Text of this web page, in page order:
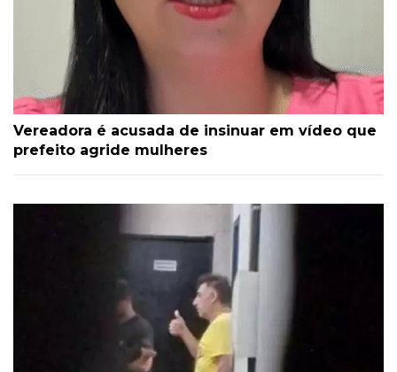
Vereadora é acusada de insinuar em vídeo que
prefeito agride mulheres